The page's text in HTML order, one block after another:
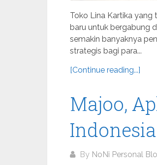
Toko Lina Kartika yang
baru untuk bergabung
semakin banyaknya
strategis bagi para...
[Continue reading...]
Majoo,
By NoNi Personal